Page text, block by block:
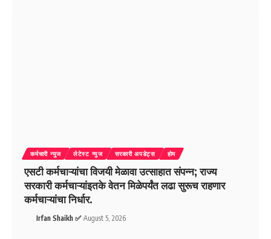
कर्मचारी न्युज लेटेस्ट न्युज सरकारी अपडेट्स होम
एसटी कर्मचाऱ्यांचा विजयी मेळावा उत्साहात संपन्न; राज्य
सरकारी कर्मचाऱ्यांइतके वेतन मिळेपर्यंत लढा सुरूच राहणार
कर्मचाऱ्यांचा निर्धार.
Irfan Shaikh ✅ August 5, 2026